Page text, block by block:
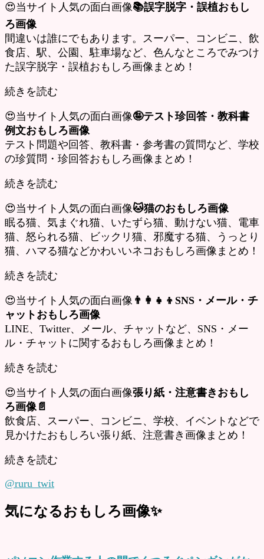
😍当サイト人気の面白画像📚誤字脱字・誤植おもし
ろ画像
間違いは誰にでもあります。スーパー、コンビニ、飲
食店、駅、公園、駐車場など、色んなところでみつけ
た誤字脱字・誤植おもしろ画像まとめ！
続きを読む
😍当サイト人気の面白画像🤪テスト珍回答・教科書
例文おもしろ画像
テスト問題や回答、教科書・参考書の質問など、学校
の珍質問・珍回答おもしろ画像まとめ！
続きを読む
😍当サイト人気の面白画像🐱猫のおもしろ画像
眠る猫、気まぐれ猫、いたずら猫、動けない猫、電車
猫、怒られる猫、ビックリ猫、邪魔する猫、うっとり
猫、ハマる猫などかわいいネコおもしろ画像まとめ！
続きを読む
😍当サイト人気の面白画像 👨‍👩‍👧‍👦SNS・メール・チ
ャットおもしろ画像
LINE、Twitter、メール、チャットなど、SNS・メー
ル・チャットに関するおもしろ画像まとめ！
続きを読む
😍当サイト人気の面白画像張り紙・注意書きおもし
ろ画像📄
飲食店、スーパー、コンビニ、学校、イベントなどで
見かけたおもしろい張り紙、注意書き画像まとめ！
続きを読む
@ruru_twit
気になるおもしろ画像✨